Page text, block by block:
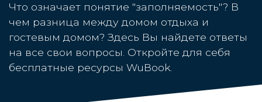
Что означает понятие "заполняемость"? В
чем разница между домом отдыха и
гостевым домом? Здесь Вы найдете ответы
на все свои вопросы. Откройте для себя
бесплатные ресурсы WuBook.